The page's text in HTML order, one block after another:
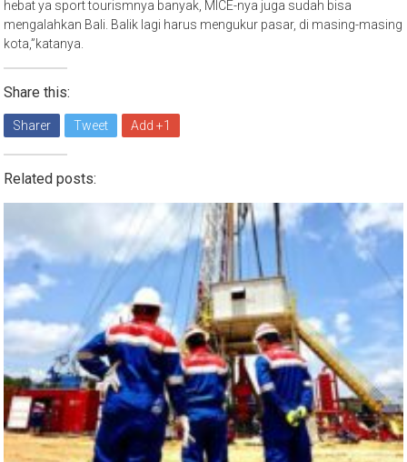
hebat ya sport tourismnya banyak, MICE-nya juga sudah bisa
mengalahkan Bali. Balik lagi harus mengukur pasar, di masing-masing
kota,”katanya.
Share this:
Sharer Tweet Add +1
Related posts: